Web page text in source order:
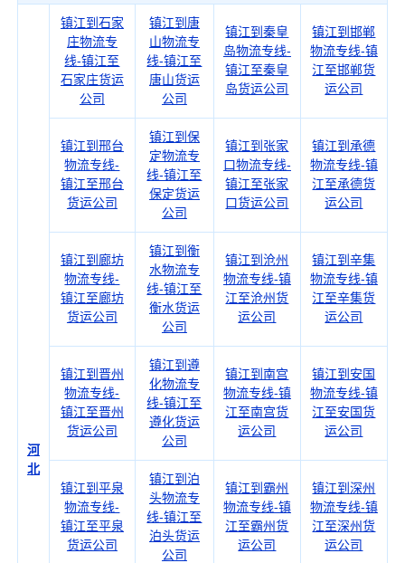
河
北
镇江到石家
庄物流专
线-镇江至
石家庄货运
公司
镇江到唐
山物流专
线-镇江至
唐山货运
公司
镇江到秦皇
岛物流专线-
镇江至秦皇
岛货运公司
镇江到邯郸
物流专线-镇
江至邯郸货
运公司
镇江到邢台
物流专线-
镇江至邢台
货运公司
镇江到保
定物流专
线-镇江至
保定货运
公司
镇江到张家
口物流专线-
镇江至张家
口货运公司
镇江到承德
物流专线-镇
江至承德货
运公司
镇江到廊坊
物流专线-
镇江至廊坊
货运公司
镇江到衡
水物流专
线-镇江至
衡水货运
公司
镇江到沧州
物流专线-镇
江至沧州货
运公司
镇江到辛集
物流专线-镇
江至辛集货
运公司
镇江到晋州
物流专线-
镇江至晋州
货运公司
镇江到遵
化物流专
线-镇江至
遵化货运
公司
镇江到南宫
物流专线-镇
江至南宫货
运公司
镇江到安国
物流专线-镇
江至安国货
运公司
镇江到平泉
物流专线-
镇江至平泉
货运公司
镇江到泊
头物流专
线-镇江至
泊头货运
公司
镇江到霸州
物流专线-镇
江至霸州货
运公司
镇江到深州
物流专线-镇
江至深州货
运公司